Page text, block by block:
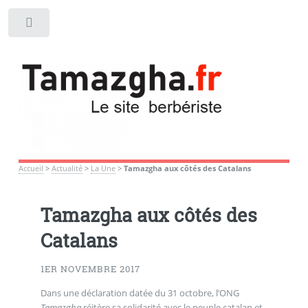
Accueil > Actualité> La Une> Tamazgha aux côtés des Catalans
Tamazgha aux côtés des
Catalans
1ER NOVEMBRE 2017
Dans une déclaration datée du 31 octobre, l’ONG